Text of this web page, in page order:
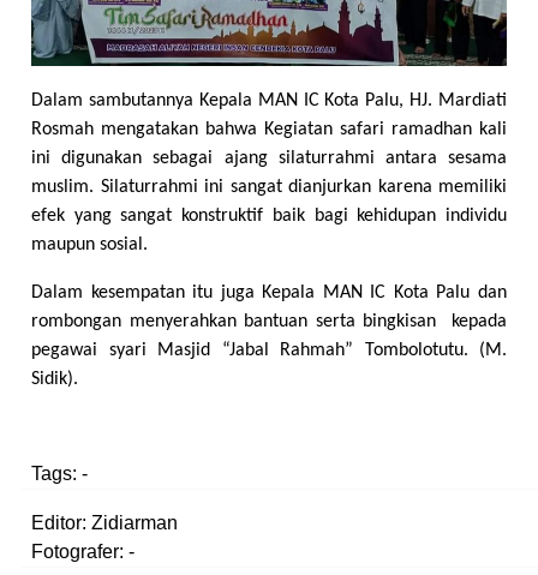
Dalam sambutannya Kepala MAN IC Kota Palu, HJ. Mardiati
Rosmah mengatakan bahwa Kegiatan safari ramadhan kali
ini digunakan sebagai ajang silaturrahmi antara sesama
muslim. Silaturrahmi ini sangat dianjurkan karena memiliki
efek yang sangat konstruktif baik bagi kehidupan individu
maupun sosial.
Dalam kesempatan itu juga Kepala MAN IC Kota Palu dan
rombongan menyerahkan bantuan serta bingkisan
kepada
pegawai syari
Masjid “Jabal Rahmah” Tombolotutu. (M.
Sidik).
Tags: -
Editor: Zidiarman
Fotografer: -